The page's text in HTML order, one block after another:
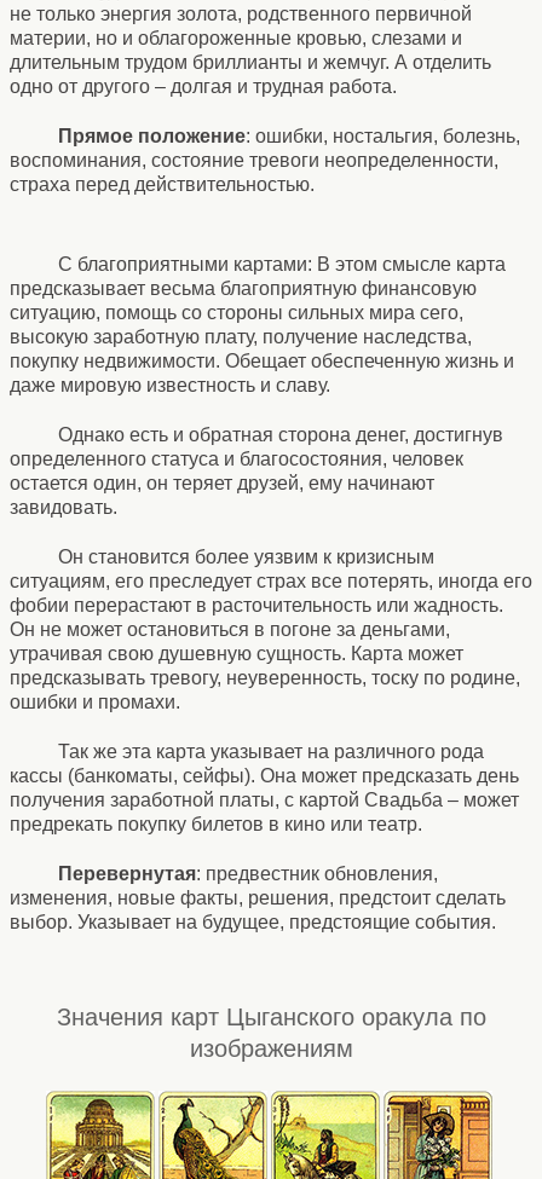
не только энергия золота, родственного первичной
материи, но и облагороженные кровью, слезами и
длительным трудом бриллианты и жемчуг. А отделить
одно от другого – долгая и трудная работа.
Прямое положение: ошибки, ностальгия, болезнь,
воспоминания, состояние тревоги неопределенности,
страха перед действительностью.
С благоприятными картами: В этом смысле карта
предсказывает весьма благоприятную финансовую
ситуацию, помощь со стороны сильных мира сего,
высокую заработную плату, получение наследства,
покупку недвижимости. Обещает обеспеченную жизнь и
даже мировую известность и славу.
Однако есть и обратная сторона денег, достигнув
определенного статуса и благосостояния, человек
остается один, он теряет друзей, ему начинают
завидовать.
Он становится более уязвим к кризисным
ситуациям, его преследует страх все потерять, иногда его
фобии перерастают в расточительность или жадность.
Он не может остановиться в погоне за деньгами,
утрачивая свою душевную сущность. Карта может
предсказывать тревогу, неуверенность, тоску по родине,
ошибки и промахи.
Так же эта карта указывает на различного рода
кассы (банкоматы, сейфы). Она может предсказать день
получения заработной платы, с картой Свадьба – может
предрекать покупку билетов в кино или театр.
Перевернутая: предвестник обновления,
изменения, новые факты, решения, предстоит сделать
выбор. Указывает на будущее, предстоящие события.
Значения карт Цыганского оракула по
изображениям